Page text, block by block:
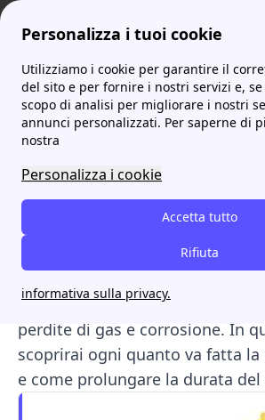
Personalizza i tuoi cookie
Utilizziamo i cookie per garantire il
del sito e per fornire i nostri servizi e, se
scopo di analisi per migliorare i nostri
annunci personalizzati. Per saperne di
nostra
Personalizza i cookie
Accetta tutto
Rifiuta
informativa sulla privacy.
ProntoBolletta Qual è il Prezzo del Gas di oggi in Italia? Manutenzione
Manutenzione
GPL casa: tutte le
informazioni
La manutenzione del serbatoio
fondamentale per garantirne
10 anni e controlli periodici per
perdite di gas e corrosione. In
scoprirai ogni quanto va fatta
e come prolungare la durata